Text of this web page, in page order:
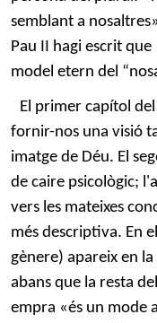
semblant a
Pau II hagi escrit
model etern del
El primer capítol
fornir-nos una visió
imatge de Déu. El
de caire psicològic;
vers les mateixes
més descriptiva. En
gènere) apareix en
abans que la resta
empra «és un mode